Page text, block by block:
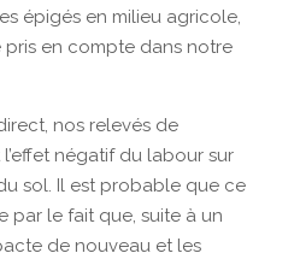
épigés en milieu agricole,
pris en compte dans notre
nos relevés de
négatif du labour sur
sol. Il est probable que ce
par le fait que, suite à un
de nouveau et les